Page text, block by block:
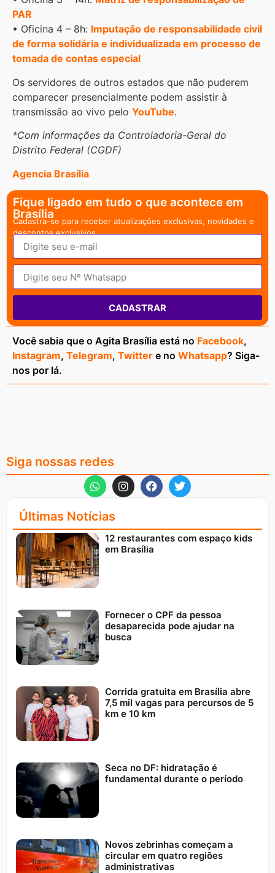
PAR
• Oficina 4 – 8h: Imputação de responsabilidade civil
de forma solidária e individualizada em processo de
tomada de contas especial
Os servidores de outros estados que não puderem
comparecer presencialmente podem assistir à
transmissão ao vivo pelo YouTube.
*Com informações da Controladoria-Geral do
Distrito Federal (CGDF)
Agencia Brasília
Fique ligado em tudo o que acontece em
Brasília
Cadastra-se para receber atualizações exclusivas, novidades e
descontos exclusivos.
CADASTRAR
Você sabia que o Agita Brasília está no Facebook,
Instagram, Telegram, Twitter e no Whatsapp? Siga-
nos por lá.
Siga nossas redes
Últimas Notícias
12 restaurantes com espaço kids
em Brasília
Fornecer o CPF da pessoa
desaparecida pode ajudar na
busca
Corrida gratuita em Brasília abre
7,5 mil vagas para percursos de 5
km e 10 km
Seca no DF: hidratação é
fundamental durante o período
Novos zebrinhas começam a
circular em quatro regiões
administrativas